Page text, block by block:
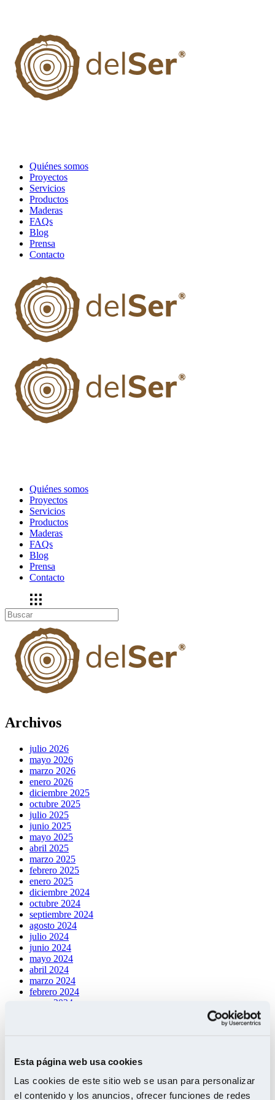
Esta página web usa cookies
Las cookies de este sitio web se usan para personalizar
el contenido y los anuncios, ofrecer funciones de redes
Quiénes somos
Proyectos
Servicios
Productos
Maderas
FAQs
Blog
Prensa
Contacto
Quiénes somos
Proyectos
Servicios
Productos
Maderas
FAQs
Blog
Prensa
Contacto
Archivos
julio 2026
mayo 2026
marzo 2026
enero 2026
diciembre 2025
octubre 2025
julio 2025
junio 2025
mayo 2025
abril 2025
marzo 2025
febrero 2025
enero 2025
diciembre 2024
octubre 2024
septiembre 2024
agosto 2024
julio 2024
junio 2024
mayo 2024
abril 2024
marzo 2024
febrero 2024
enero 2024
enero 2023
octubre 2022
junio 2022
marzo 2022